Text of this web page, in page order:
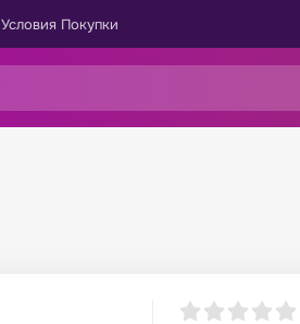
Условия Покупки